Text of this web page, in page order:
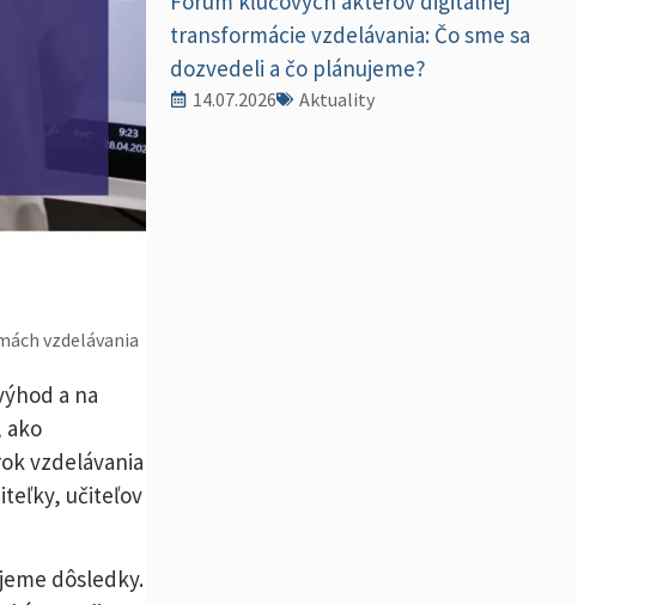
vzdelávania
a na
ako
vzdelávania
učiteľov
dôsledky.
transformácie vzdelávania: Čo sme sa
dozvedeli a čo plánujeme?
14.07.2026 Aktuality